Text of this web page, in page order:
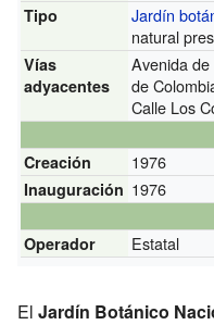
Tipo Jardín
natural
Vías
adyacentes
Avenida
de
Calle Los
Creación
1976
Inauguración 1976
Operador
Estatal
El Jardín Botánico